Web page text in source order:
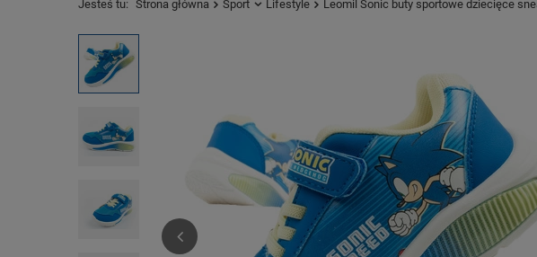
Jesteś tu: Strona główna Sport Lifestyle Leomil Sonic buty sportowe dziecięce